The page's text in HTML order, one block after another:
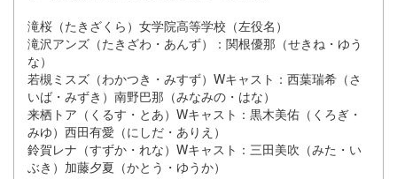
滝桜（たきざくら）女学院高等学校（左役名）
滝沢アンズ（たきざわ・あんず）：関根優那（せきね・ゆう
な）
若槻ミスズ（わかつき・みすず）Wキャスト：西葉瑞希（さ
いば・みずき）南野巴那（みなみの・はな）
来栖トア（くるす・とあ）Wキャスト：黒木美佑（くろぎ・
みゆ）西田有愛（にしだ・ありえ）
鈴賀レナ（すずか・れな）Wキャスト：三田美吹（みた・い
ぶき）加藤夕夏（かとう・ゆうか）